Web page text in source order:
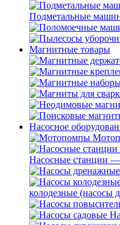
Подметальные
Магнитные товары
Насосное
Насосные станции —
колодезные (насосы